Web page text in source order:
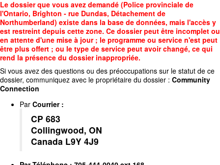
Accédez
au
contenu
principal
Le dossier que vous avez demandé (Police provinciale de
l'Ontario, Brighton - rue Dundas, Détachement de
Northumberland) existe dans la base de données, mais l'accès y
est restreint depuis cette zone. Ce dossier peut être incomplet ou
en attente d'une mise à jour ; le programme ou service n'est peut
être plus offert ; ou le type de service peut avoir changé, ce qui
rend la présence du dossier inappropriée.
Si vous avez des questions ou des préoccupations sur le statut de ce
dossier, communiquez avec le propriétaire du dossier : Community
Connection
Par Courrier:
CP 683
Collingwood, ON
Canada L9Y 4J9